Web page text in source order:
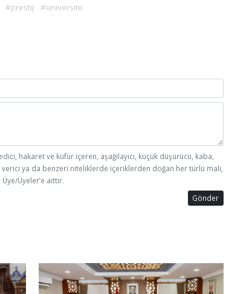
#prestij #üniversite
hakaret ve küfür içeren, aşağılayıcı, küçük düşürücü, kaba,
verici ya da benzeri niteliklerde içeriklerden doğan her türlü mali,
Üyeler’e aittir.
Gönder